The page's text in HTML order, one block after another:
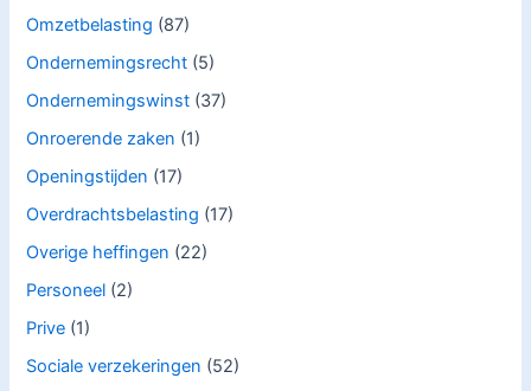
Omzetbelasting (87)
Ondernemingsrecht (5)
Ondernemingswinst (37)
Onroerende zaken (1)
Openingstijden (17)
Overdrachtsbelasting (17)
Overige heffingen (22)
Personeel (2)
Prive (1)
Sociale verzekeringen (52)